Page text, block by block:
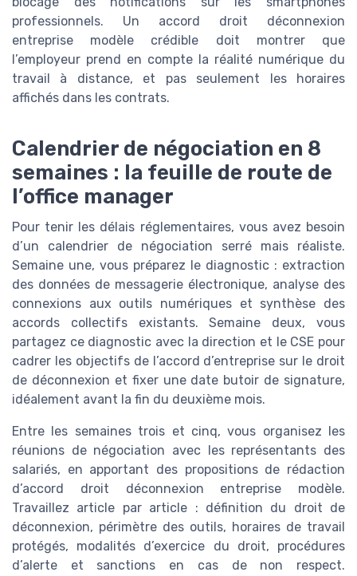
professionnels. Un accord droit déconnexion
entreprise modèle crédible doit montrer que
l’employeur prend en compte la réalité numérique du
travail à distance, et pas seulement les horaires
affichés dans les contrats.
Calendrier de négociation en 8
semaines : la feuille de route de
l’office manager
Pour tenir les délais réglementaires, vous avez besoin
d’un calendrier de négociation serré mais réaliste.
Semaine une, vous préparez le diagnostic : extraction
des données de messagerie électronique, analyse des
connexions aux outils numériques et synthèse des
accords collectifs existants. Semaine deux, vous
partagez ce diagnostic avec la direction et le CSE pour
cadrer les objectifs de l’accord d’entreprise sur le droit
de déconnexion et fixer une date butoir de signature,
idéalement avant la fin du deuxième mois.
Entre les semaines trois et cinq, vous organisez les
réunions de négociation avec les représentants des
salariés, en apportant des propositions de rédaction
d’accord droit déconnexion entreprise modèle.
Travaillez article par article : définition du droit de
déconnexion, périmètre des outils, horaires de travail
protégés, modalités d’exercice du droit, procédures
d’alerte et sanctions en cas de non respect.